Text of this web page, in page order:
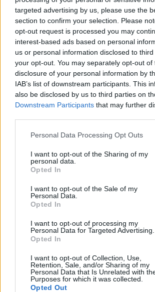
targeted advertising by us, please use the
section to confirm your selection. Please
opt-out request is processed you may
interest-based ads based on personal
us or personal information disclosed to
your opt-out. You may separately opt-out of
disclosure of your personal information by
IAB’s list of downstream participants. This
also be disclosed by us to third parties on
Downstream Participants that may further
Personal Data Processing Opt Outs
I want to opt-out of the Sharing of my
personal data.
Opted In
I want to opt-out of the Sale of my
Personal Data.
Opted In
I want to opt-out of processing my
Personal Data for Targeted Advertising.
Opted In
I want to opt-out of Collection, Use,
Retention, Sale, and/or Sharing of my
Personal Data that Is Unrelated with
Purposes for which it was collected.
Opted Out
sumando puntos en el ránking ATP, y
final al ganador del duelo entre
Pierluigi Basile.